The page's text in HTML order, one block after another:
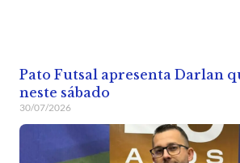
Pato Futsal apresenta Darlan
neste sábado
30/07/2026